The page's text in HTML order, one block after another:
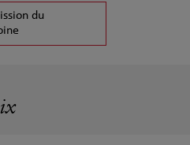
du